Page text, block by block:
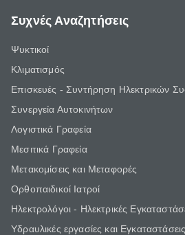
Συχνές Αναζητήσεις
Ψυκτικοί
Κλιματισμός
Επισκευές - Συντήρηση Ηλεκτρικών
Συνεργεία Αυτοκινήτων
Λογιστικά Γραφεία
Μεσιτικά Γραφεία
Μετακομίσεις και Μεταφορές
Ορθοπαιδικοί Ιατροί
Ηλεκτρολόγοι - Ηλεκτρικές
Υδραυλικές εργασίες και Εγκαταστάσεις